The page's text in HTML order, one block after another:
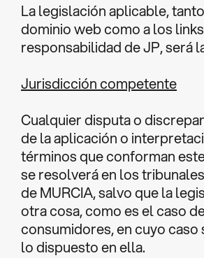
La legislación aplicable,
dominio web como a los links
responsabilidad de JP, será
Jurisdicción competente
Cualquier disputa o
de la aplicación o
términos que conforman
se resolverá en los
de MURCIA, salvo que la
otra cosa, como es el caso
consumidores, en cuyo caso
lo dispuesto en ella.